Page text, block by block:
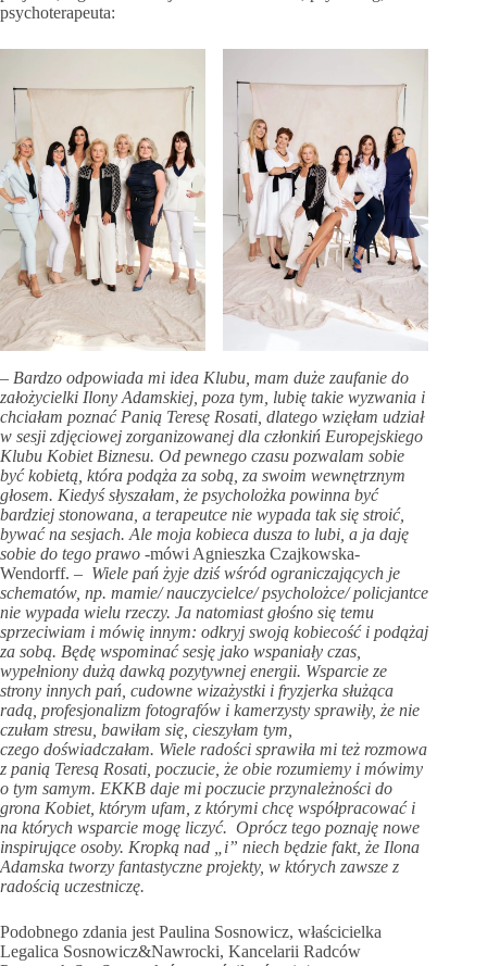
psychoterapeuta:
– Bardzo odpowiada mi idea Klubu, mam duże zaufanie do
założycielki Ilony Adamskiej, poza tym, lubię takie wyzwania i
chciałam poznać Panią Teresę Rosati, dlatego wzięłam udział
w sesji zdjęciowej zorganizowanej dla członkiń Europejskiego
Klubu Kobiet Biznesu. Od pewnego czasu pozwalam sobie
być kobietą, która podąża za sobą, za swoim wewnętrznym
głosem. Kiedyś słyszałam, że psycholożka powinna być
bardziej stonowana, a terapeutce nie wypada tak się stroić,
bywać na sesjach. Ale moja kobieca dusza to lubi, a ja daję
sobie do tego prawo -mówi Agnieszka Czajkowska-
Wendorff. – Wiele pań żyje dziś wśród ograniczających je
schematów, np. mamie/ nauczycielce/ psycholożce/ policjantce
nie wypada wielu rzeczy. Ja natomiast głośno się temu
sprzeciwiam i mówię innym: odkryj swoją kobiecość i podążaj
za sobą. Będę wspominać sesję jako wspaniały czas,
wypełniony dużą dawką pozytywnej energii. Wsparcie ze
strony innych pań, cudowne wizażystki i fryzjerka służąca
radą, profesjonalizm fotografów i kamerzysty sprawiły, że nie
czułam stresu, bawiłam się, cieszyłam tym,
czego doświadczałam. Wiele radości sprawiła mi też rozmowa
z panią Teresą Rosati, poczucie, że obie rozumiemy i mówimy
o tym samym. EKKB daje mi poczucie przynależności do
grona Kobiet, którym ufam, z którymi chcę współpracować i
na których wsparcie mogę liczyć. Oprócz tego poznaję nowe
inspirujące osoby. Kropką nad „i” niech będzie fakt, że Ilona
Adamska tworzy fantastyczne projekty, w których zawsze z
radością uczestniczę.
Podobnego zdania jest Paulina Sosnowicz, właścicielka
Legalica Sosnowicz&Nawrocki, Kancelarii Radców